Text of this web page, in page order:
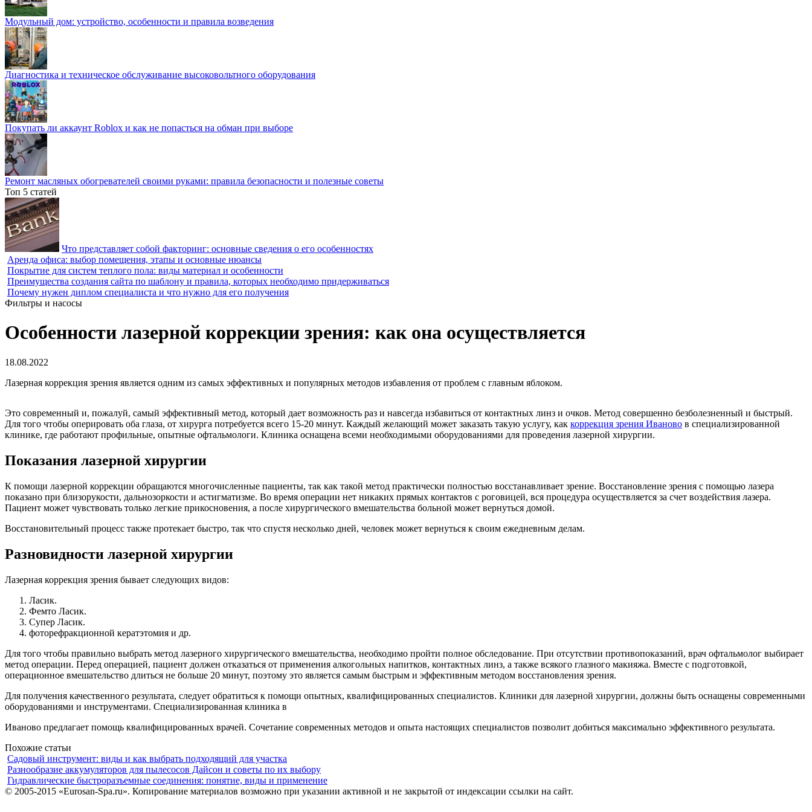
Модульный дом: устройство, особенности и правила возведения
Диагностика и техническое обслуживание высоковольтного оборудования
Покупать ли аккаунт Roblox и как не попасться на обман при выборе
Ремонт масляных обогревателей своими руками: правила безопасности и полезные советы
Топ 5 статей
Что представляет собой факторинг: основные сведения о его особенностях
Аренда офиса: выбор помещения, этапы и основные нюансы
Покрытие для систем теплого пола: виды материал и особенности
Преимущества создания сайта по шаблону и правила, которых необходимо придерживаться
Почему нужен диплом специалиста и что нужно для его получения
Фильтры и насосы
Особенности лазерной коррекции зрения: как она осуществляется
18.08.2022
Лазерная коррекция зрения является одним из самых эффективных и популярных методов избавления от проблем с главным яблоком.
Это современный и, пожалуй, самый эффективный метод, который дает возможность раз и навсегда избавиться от контактных линз и очков. Метод совершенно безболезненный и быстрый.
Для того чтобы оперировать оба глаза, от хирурга потребуется всего 15-20 минут. Каждый желающий может заказать такую услугу, как коррекция зрения Иваново в специализированной
клинике, где работают профильные, опытные офтальмологи. Клиника оснащена всеми необходимыми оборудованиями для проведения лазерной хирургии.
Показания лазерной хирургии
К помощи лазерной коррекции обращаются многочисленные пациенты, так как такой метод практически полностью восстанавливает зрение. Восстановление зрения с помощью лазера
показано при близорукости, дальнозоркости и астигматизме. Во время операции нет никаких прямых контактов с роговицей, вся процедура осуществляется за счет воздействия лазера.
Пациент может чувствовать только легкие прикосновения, а после хирургического вмешательства больной может вернуться домой.
Восстановительный процесс также протекает быстро, так что спустя несколько дней, человек может вернуться к своим ежедневным делам.
Разновидности лазерной хирургии
Лазерная коррекция зрения бывает следующих видов:
Ласик.
Фемто Ласик.
Супер Ласик.
фоторефракционной кератэтомия и др.
Для того чтобы правильно выбрать метод лазерного хирургического вмешательства, необходимо пройти полное обследование. При отсутствии противопоказаний, врач офтальмолог выбирает
метод операции. Перед операцией, пациент должен отказаться от применения алкогольных напитков, контактных линз, а также всякого глазного макияжа. Вместе с подготовкой,
операционное вмешательство длиться не больше 20 минут, поэтому это является самым быстрым и эффективным методом восстановления зрения.
Для получения качественного результата, следует обратиться к помощи опытных, квалифицированных специалистов. Клиники для лазерной хирургии, должны быть оснащены современными
оборудованиями и инструментами. Специализированная клиника в
Иваново предлагает помощь квалифицированных врачей. Сочетание современных методов и опыта настоящих специалистов позволит добиться максимально эффективного результата.
Похожие статьи
Садовый инструмент: виды и как выбрать подходящий для участка
Разнообразие аккумуляторов для пылесосов Дайсон и советы по их выбору
Гидравлические быстроразъемные соединения: понятие, виды и применение
© 2005-2015 «Eurosan-Spa.ru». Копирование материалов возможно при указании активной и не закрытой от индексации ссылки на сайт.